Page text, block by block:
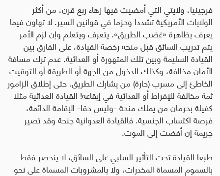
فرجينيا، ولايتي التي أمضيت فيها زهاء ربع قرن، من أكثر
الولايات الأمريكية تشددا وحزما في قوانين السير. لا تهاون فيما
يعرف بظاهرة «غضب الطريق». يتعرف ويتعلم وإن لزم الأمر
يتم تدريب السائق قبل منحه رخصة القيادة، على الفارق بين
القيادة السليمة وبين تلك المتهورة أو العدائية. عدم ترك مسافة
الأمان مخالفة، وكذلك الدخول من الجهة أو الطريقة أو التوقيت
الخاطئ إلى مسرب (حارة) من يشارك الطريق. حتى إطلاق الزامور
ثمة مخالفة للإفراط أو العدائية في إيقاعه! القيادة العدائية مثلا
كفيلة بحرمان من يملك منحة -وليس حقا- الإقامة الدائمة،
فرصة اكتساب الجنسية. فالقيادة العدوانية جنحة وقد تصير
جريمة إن أفضت إلى الموت.
طبعا القيادة تحت التأثير السلبي على السائق، لا ينحصر فقط
بالسموم المسماة المخدرات، ولا بالمشروبات المسماة على نحو